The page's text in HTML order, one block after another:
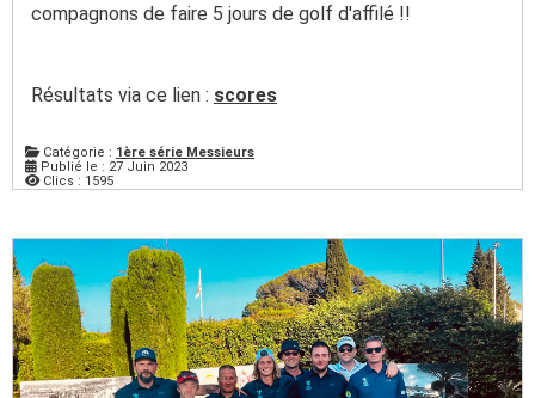
compagnons de faire 5 jours de golf d'affilé !!
Résultats via ce lien : scores
Catégorie : 1ère série Messieurs
Publié le : 27 Juin 2023
Clics : 1595